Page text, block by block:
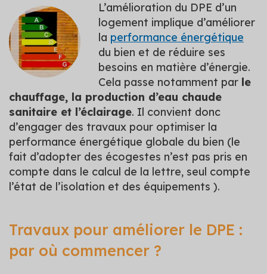
L’amélioration du DPE d’un
logement implique d’améliorer
la performance énergétique
du bien et de réduire ses
besoins en matière d’énergie.
Cela passe notamment par le
chauffage, la production d’eau chaude
sanitaire et l’éclairage. Il convient donc
d’engager des travaux pour optimiser la
performance énergétique globale du bien (le
fait d’adopter des écogestes n’est pas pris en
compte dans le calcul de la lettre, seul compte
l’état de l’isolation et des équipements ).
Travaux pour améliorer le DPE :
par où commencer ?